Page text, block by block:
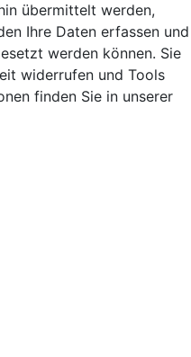
übermittelt werden,
Ihre Daten erfassen und
werden können. Sie
widerrufen und Tools
finden Sie in unserer